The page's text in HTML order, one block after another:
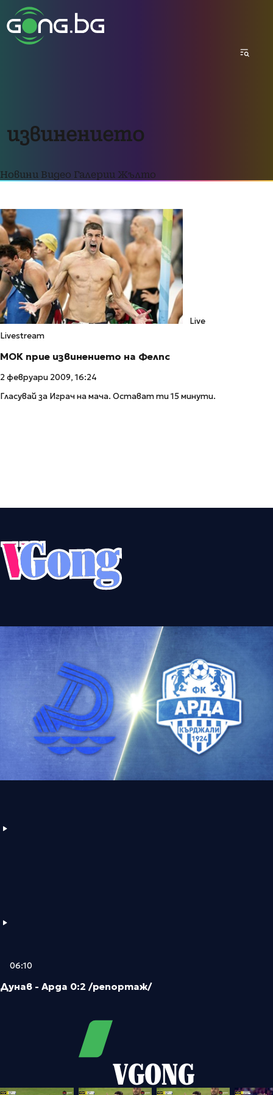
извинението
Новини Видео Галерии Жълто
Live
Livestream
МОК прие извинението на Фелпс
2 февруари 2009, 16:24
Гласувай за Играч на мача. Остават ти 15 минути.
06:10
Дунав - Арда 0:2 /репортаж/
VGONG